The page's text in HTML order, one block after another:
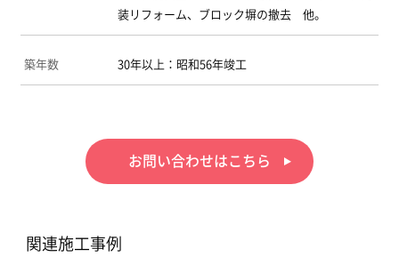
装リフォーム、ブロック塀の撤去 他。
築年数 30年以上：昭和56年竣工
お問い合わせはこちら
関連施工事例